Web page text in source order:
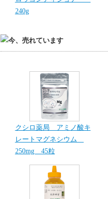
240g
クシロ薬局 アミノ酸キ
レートマグネシウム
250mg 45粒